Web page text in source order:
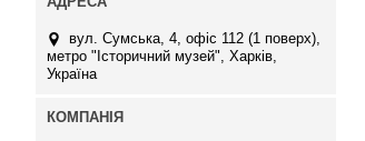
вул. Сумська, 4, офіс 112 (1 поверх),
метро "Історичний музей", Харків,
Україна